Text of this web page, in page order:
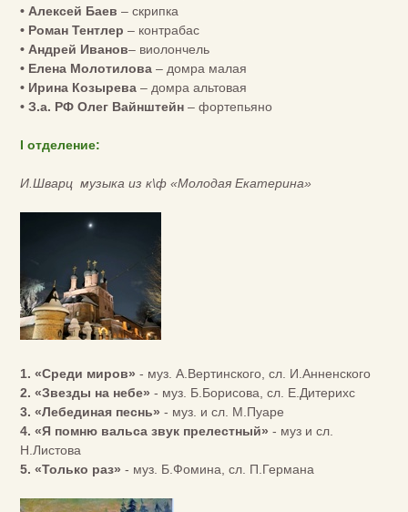
• Алексей Баев – скрипка
• Роман Тентлер – контрабас
• Андрей Иванов– виолончель
• Елена Молотилова – домра малая
• Ирина Козырева – домра альтовая
• З.а. РФ Олег Вайнштейн – фортепьяно
I отделение:
И.Шварц музыка из к\ф «Молодая Екатерина»
1. «Среди миров» - муз. А.Вертинского, сл. И.Анненского
2. «Звезды на небе» - муз. Б.Борисова, сл. Е.Дитерихс
3. «Лебединая песнь» - муз. и сл. М.Пуаре
4. «Я помню вальса звук прелестный» - муз и сл.
Н.Листова
5. «Только раз» - муз. Б.Фомина, сл. П.Германа